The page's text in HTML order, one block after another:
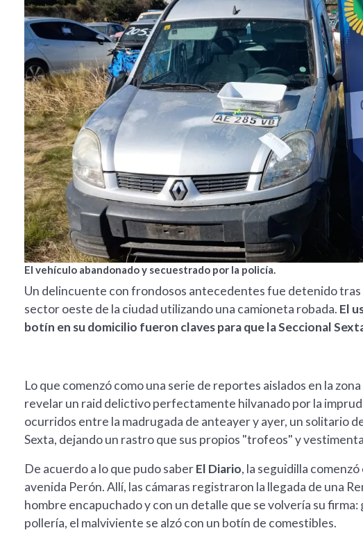
El vehículo abandonado y secuestrado por la policía.
Un delincuente con frondosos antecedentes fue detenido
sector oeste de la ciudad utilizando una camioneta robada. El
botín en su domicilio fueron claves para que la Seccional
Lo que comenzó como una serie de reportes aislados en la
revelar un raid delictivo perfectamente hilvanado por la
ocurridos entre la madrugada de anteayer y ayer, un solitario
Sexta, dejando un rastro que sus propios "trofeos" y
De acuerdo a lo que pudo saberEl Diario, la seguidilla
avenida Perón. Allí, las cámaras registraron la llegada de una
hombre encapuchado y con un detalle que se volvería su
pollería, el malviviente se alzó con un botín de comestibles.